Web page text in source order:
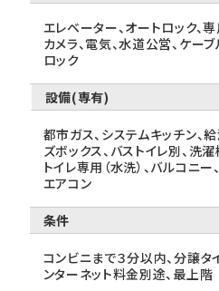
エレベーター、オートロック、
カメラ、電気、水道公営、ケー
ロック
設備(専有)
都市ガス、システムキッチン、
ズボックス、バストイレ別、洗
トイレ専用（水洗）、バルコニー
エアコン
条件
コンビニまで３分以内、分譲タ
ンターネット料金別途、最上階